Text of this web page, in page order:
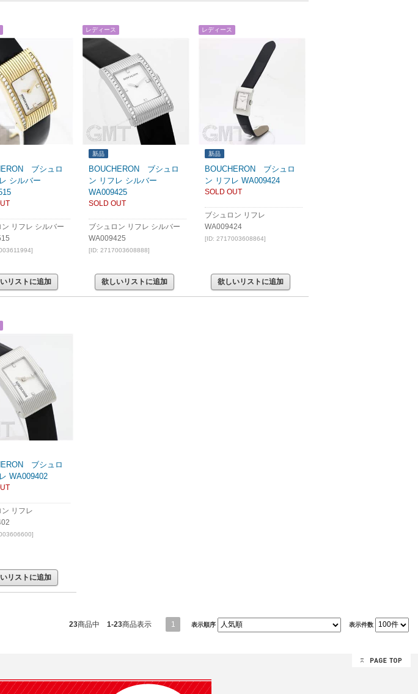
ブシュロ
シルバー
ン リフレ シルバー
リストに追加
新品
レディース
BOUCHERON ブシュロ
ン リフレ シルバー
WA009425
SOLD OUT
ブシュロン リフレ シルバー
WA009425
[ID: 2717003608888]
欲しいリストに追加
新品
レディース
BOUCHERON ブシュロ
ン リフレ WA009424
SOLD OUT
ブシュロン リフレ
WA009424
[ID: 2717003608864]
欲しいリストに追加
ブシュロ
WA009402
リフレ
リストに追加
23商品中 1-23商品表示 1 表示順序 表示件数